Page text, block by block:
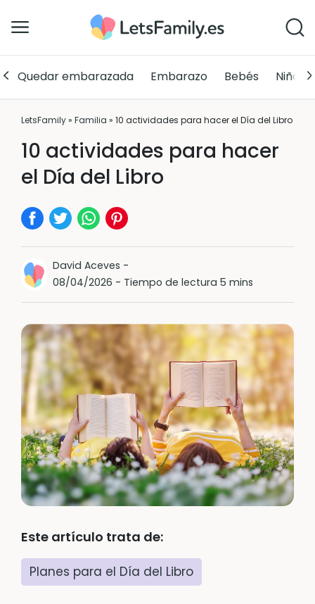
Quedar embarazada Embarazo Bebés Niños
LetsFamily» Familia » 10 actividades para hacer el Día del Libro
10 actividades para hacer
el Día del Libro
David Aceves -
08/04/2026 - Tiempo de lectura 5 mins
Este artículo trata de:
Planes para el Día del Libro